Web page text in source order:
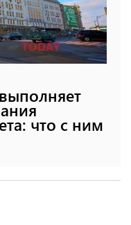
что с ним